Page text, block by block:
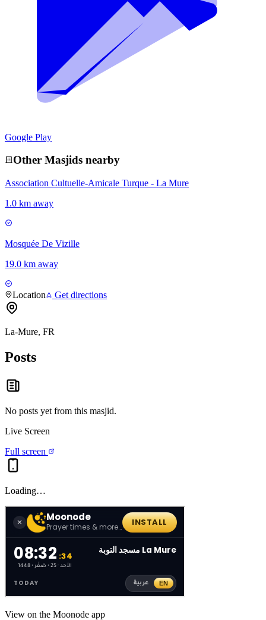
Google Play
Other Masjids nearby
Association Cultuelle-Amicale Turque - La Mure
1.0 km away
Mosquée De Vizille
19.0 km away
Location Get directions
La-Mure, FR
Posts
No posts yet from this masjid.
Live Screen
Full screen
Loading…
View on the Moonode app